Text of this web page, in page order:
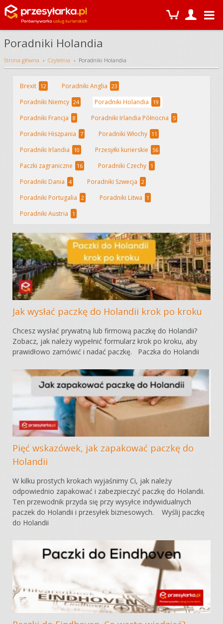
Poradniki Holandia
Strona główna Czytelnia Poradniki Holandia
Brexit 12 Poradniki Anglia 23
Poradniki Niemcy 24 Poradniki Holandia 19
Poradniki Francja 8 Poradniki Irlandia Północna 5
Poradniki Hiszpania 7 Poradniki Włochy 11
Poradniki Irlandia 10 Przesyłki kurierskie 56
Paczki zagraniczne 16 Poradniki Czechy 1
Poradniki Dania 4 Poradniki Szwecja 2
Poradniki Portugalia 2 Poradniki Litwa 1
Poradniki Austria 1
Jak wysłać paczkę do Holandii krok po kroku
Chcesz wysłać prywatną lub firmową paczkę do Holandii?
Zobacz, jak należy wypełnić formularz krok po kroku, aby
prawidłowo zamówić i nadać paczkę. Paczka do Holandii
Pięć wskazówek, jak zapakować paczkę do
Holandii
W kilku prostych krokach wyjaśnimy Ci, jak należy
odpowiednio zapakować i zabezpieczyć paczkę do Holandii.
Ten przewodnik przyda się przy wysyłce indywidualnych
paczek do Holandii i przesyłek biznesowych. Wyślij paczkę
do Holandii